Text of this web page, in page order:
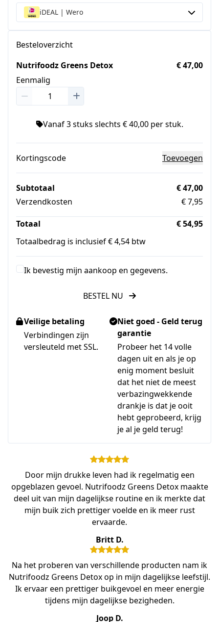
iDEAL | Wero
Besteloverzicht
Nutrifoodz Greens Detox
Eenmalig
€ 47,00
Vanaf 3 stuks slechts € 40,00 per stuk.
Kortingscode Toevoegen
Subtotaal
€ 47,00
Verzendkosten
€ 7,95
Totaal
€ 54,95
Totaalbedrag is inclusief € 4,54 btw
Ik bevestig mijn aankoop en gegevens.
BESTEL NU
Veilige betaling
Verbindingen zijn
versleuteld met SSL.
Niet goed - Geld terug
garantie
Probeer het 14 volle
dagen uit en als je op
enig moment besluit
dat het niet de meest
verbazingwekkende
drankje is dat je ooit
hebt geprobeerd, krijg
je al je geld terug!
Door mijn drukke leven had ik regelmatig een
opgeblazen gevoel. Nutrifoodz Greens Detox maakte
deel uit van mijn dagelijkse routine en ik merkte dat
mijn buik zich prettiger voelde en ik meer rust
ervaarde.
Britt D.
Na het proberen van verschillende producten nam ik
Nutrifoodz Greens Detox op in mijn dagelijkse leefstijl.
Ik ervaar een prettiger buikgevoel en meer energie
tijdens mijn dagelijkse bezigheden.
Joop D.